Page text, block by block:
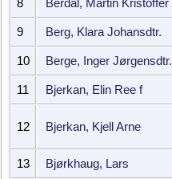
8 Berdal, Martin Kristoffer
9 Berg, Klara Johansdtr.
10 Berge, Inger Jørgensdtr.
11 Bjerkan, Elin Ree f
12 Bjerkan, Kjell Arne
13 Bjørkhaug, Lars